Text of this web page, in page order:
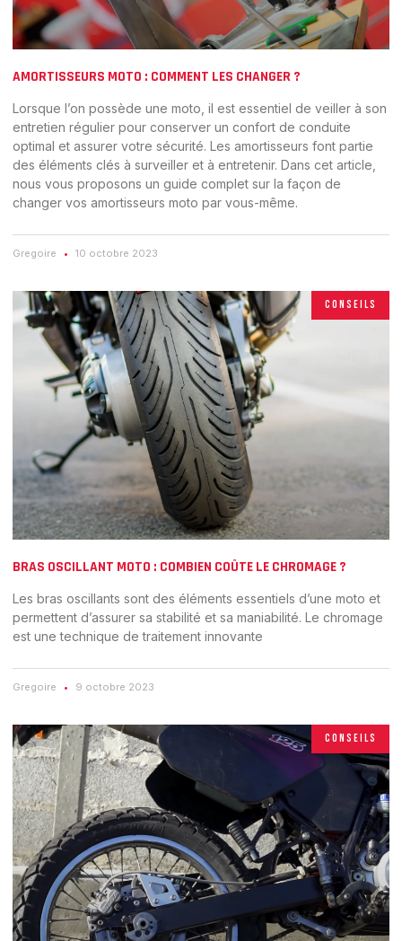
AMORTISSEURS MOTO : COMMENT LES CHANGER ?
Lorsque l’on possède une moto, il est essentiel de veiller à son
entretien régulier pour conserver un confort de conduite
optimal et assurer votre sécurité. Les amortisseurs font partie
des éléments clés à surveiller et à entretenir. Dans cet article,
nous vous proposons un guide complet sur la façon de
changer vos amortisseurs moto par vous-même.
Gregoire 10 octobre 2023
CONSEILS
BRAS OSCILLANT MOTO : COMBIEN COÛTE LE CHROMAGE ?
Les bras oscillants sont des éléments essentiels d’une moto et
permettent d’assurer sa stabilité et sa maniabilité. Le chromage
est une technique de traitement innovante
Gregoire 9 octobre 2023
CONSEILS